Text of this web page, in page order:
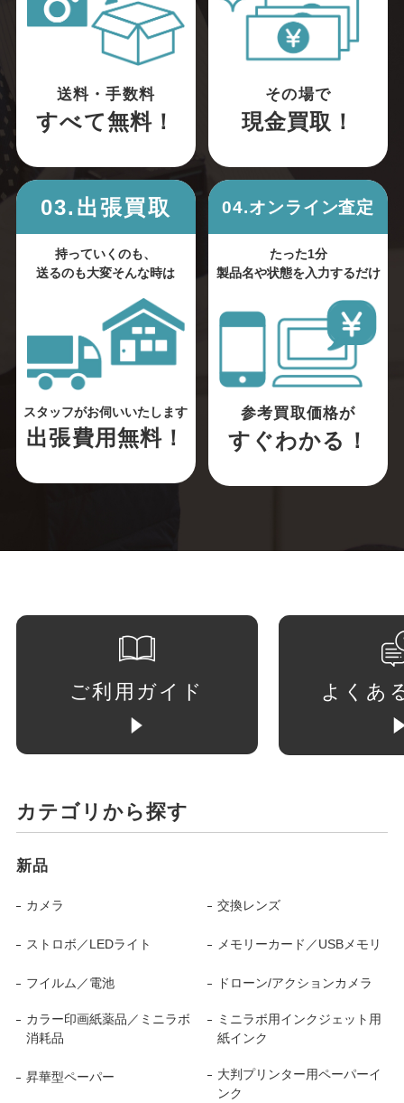
送料・手数料
すべて無料！
その場で
現金買取！
03.出張買取
持っていくのも、
送るのも大変そんな時は
スタッフがお伺いいたします
出張費用無料！
04.オンライン査定
たった1分
製品名や状態を入力するだけ
参考買取価格が
すぐわかる！
ご利用ガイド よくあ
カテゴリから探す
新品
カメラ 交換レンズ
ストロボ／LEDライト メモリーカード／USBメモリ
フイルム／電池 ドローン/アクションカメラ
カラー印画紙薬品／ミニラボ
消耗品
ミニラボ用インクジェット用
紙インク
昇華型ペーパー
大判プリンター用ペーパーイ
ンク